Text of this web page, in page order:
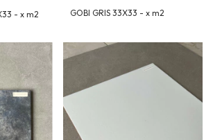
- x m2 GOBI GRIS 33X33 - x m2